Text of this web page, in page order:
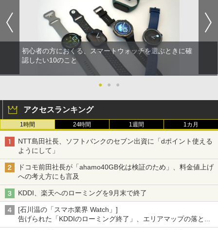
初心者の方におくる、スマートウォッチを選ぶときに確
認したい10のこと
● ● ●
アクセスランキング
1時間 24時間 1週間 1カ月
NTT島田社長、ソフトバンクのセブン出資に「dポイント使える
ようにして」
ドコモ前田社長が「ahamo40GB化は検証のため」、料金値上げ
への考え方にも言及
KDDI、楽天へのローミングを9月末で終了
[石川温の「スマホ業界 Watch」]
告げられた「KDDIのローミング終了」、エリアマップの落とし
穴と楽天モバイルの課題